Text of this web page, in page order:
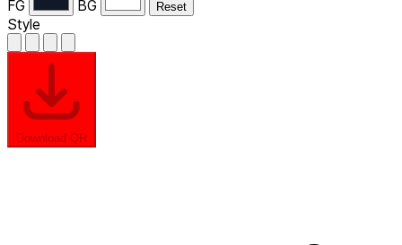
FG
BG Reset
Style
Download QR